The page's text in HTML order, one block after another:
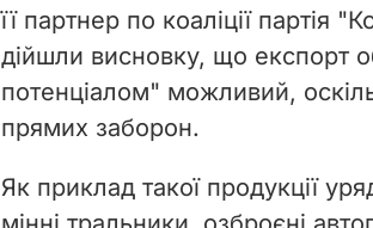
її партнер по коаліції партія
дійшли висновку, що експорт
потенціалом" можливий,
прямих заборон.
Як приклад такої продукції